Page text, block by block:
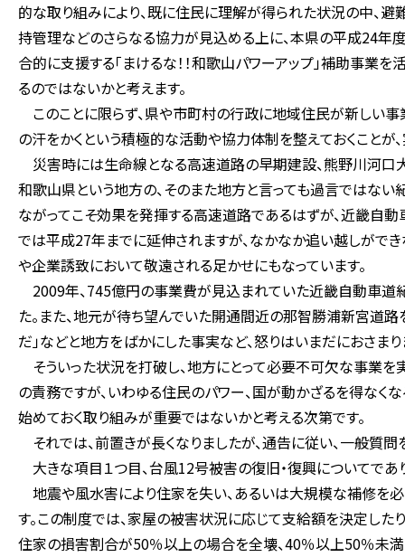
的な取り組みにより、既に住民に理解が得られた状況の中、
持管理などのさらなる協力が見込める上に、本県の平成24年
合的に支援する「まけるな！！和歌山パワーアップ」補助事業
るのではないかと考えます。
このことに限らず、県や市町村の行政に地域住民が新しい事
の汗をかくという積極的な活動や協力体制を整えておくことが
災害時には生命線となる高速道路の早期建設、熊野川河口
和歌山県という地方の、そのまた地方と言っても過言ではない
ながってこそ効果を発揮する高速道路であるはずが、近畿自
では平成27年までに延伸されますが、なかなか追い越しがで
や企業誘致において敬遠される足かせにもなっています。
2009年、745億円の事業費が見込まれていた近畿自動車道
た。また、地元が待ち望んでいた開通間近の那智勝浦新宮道路
だ」などと地方をばかにした事実など、怒りはいまだにおさまり
そういった状況を打破し、地方にとって必要不可欠な事業
の責務ですが、いわゆる住民のパワー、国が動かざるを得な
始めておく取り組みが重要ではないかと考える次第です。
それでは、前置きが長くなりましたが、通告に従い、一般質問
大きな項目１つ目、台風12号被害の復旧・復興についてであ
地震や風水害により住家を失い、あるいは大規模な補修を
す。この制度では、家屋の被害状況に応じて支給額を決定し
住家の損害割合が50％以上の場合を全壊、40％以上50％未